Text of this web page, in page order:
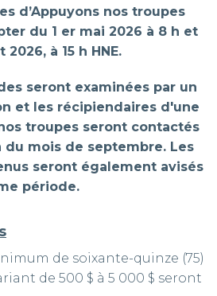
d’Appuyons nos troupes
du 1 er mai 2026 à 8 h et
à 15 h HNE.
seront examinées par un
et les récipiendaires d'une
troupes seront contactés
du mois de septembre. Les
seront également avisés
période.
de soixante-quinze (75)
de 500 $ à 5 000 $ seront